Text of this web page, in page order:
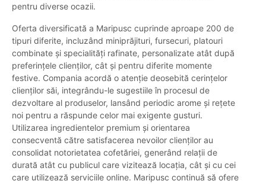
pentru diverse ocazii.
Oferta diversificată a Maripusc cuprinde aproape 200 de
tipuri diferite, incluzând miniprăjituri, fursecuri, platouri
combinate și specialități rafinate, personalizate atât după
preferințele clienților, cât și pentru diferite momente
festive. Compania acordă o atenție deosebită cerințelor
clienților săi, integrându-le sugestiile în procesul de
dezvoltare al produselor, lansând periodic arome și rețete
noi pentru a răspunde celor mai exigente gusturi.
Utilizarea ingredientelor premium și orientarea
consecventă către satisfacerea nevoilor clienților au
consolidat notorietatea cofetăriei, generând relații de
durată atât cu publicul care vizitează locația, cât și cu cei
care utilizează serviciile online. Maripusc continuă să ofere